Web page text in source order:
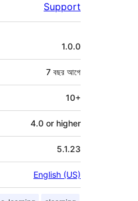
Support
1.0.0
7 বছর আগে
10+
4.0 or higher
5.1.23
English (US)